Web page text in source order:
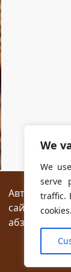
We
We
serve
traffic.
cookies.
Авторские
сайтах
абзаца текста.